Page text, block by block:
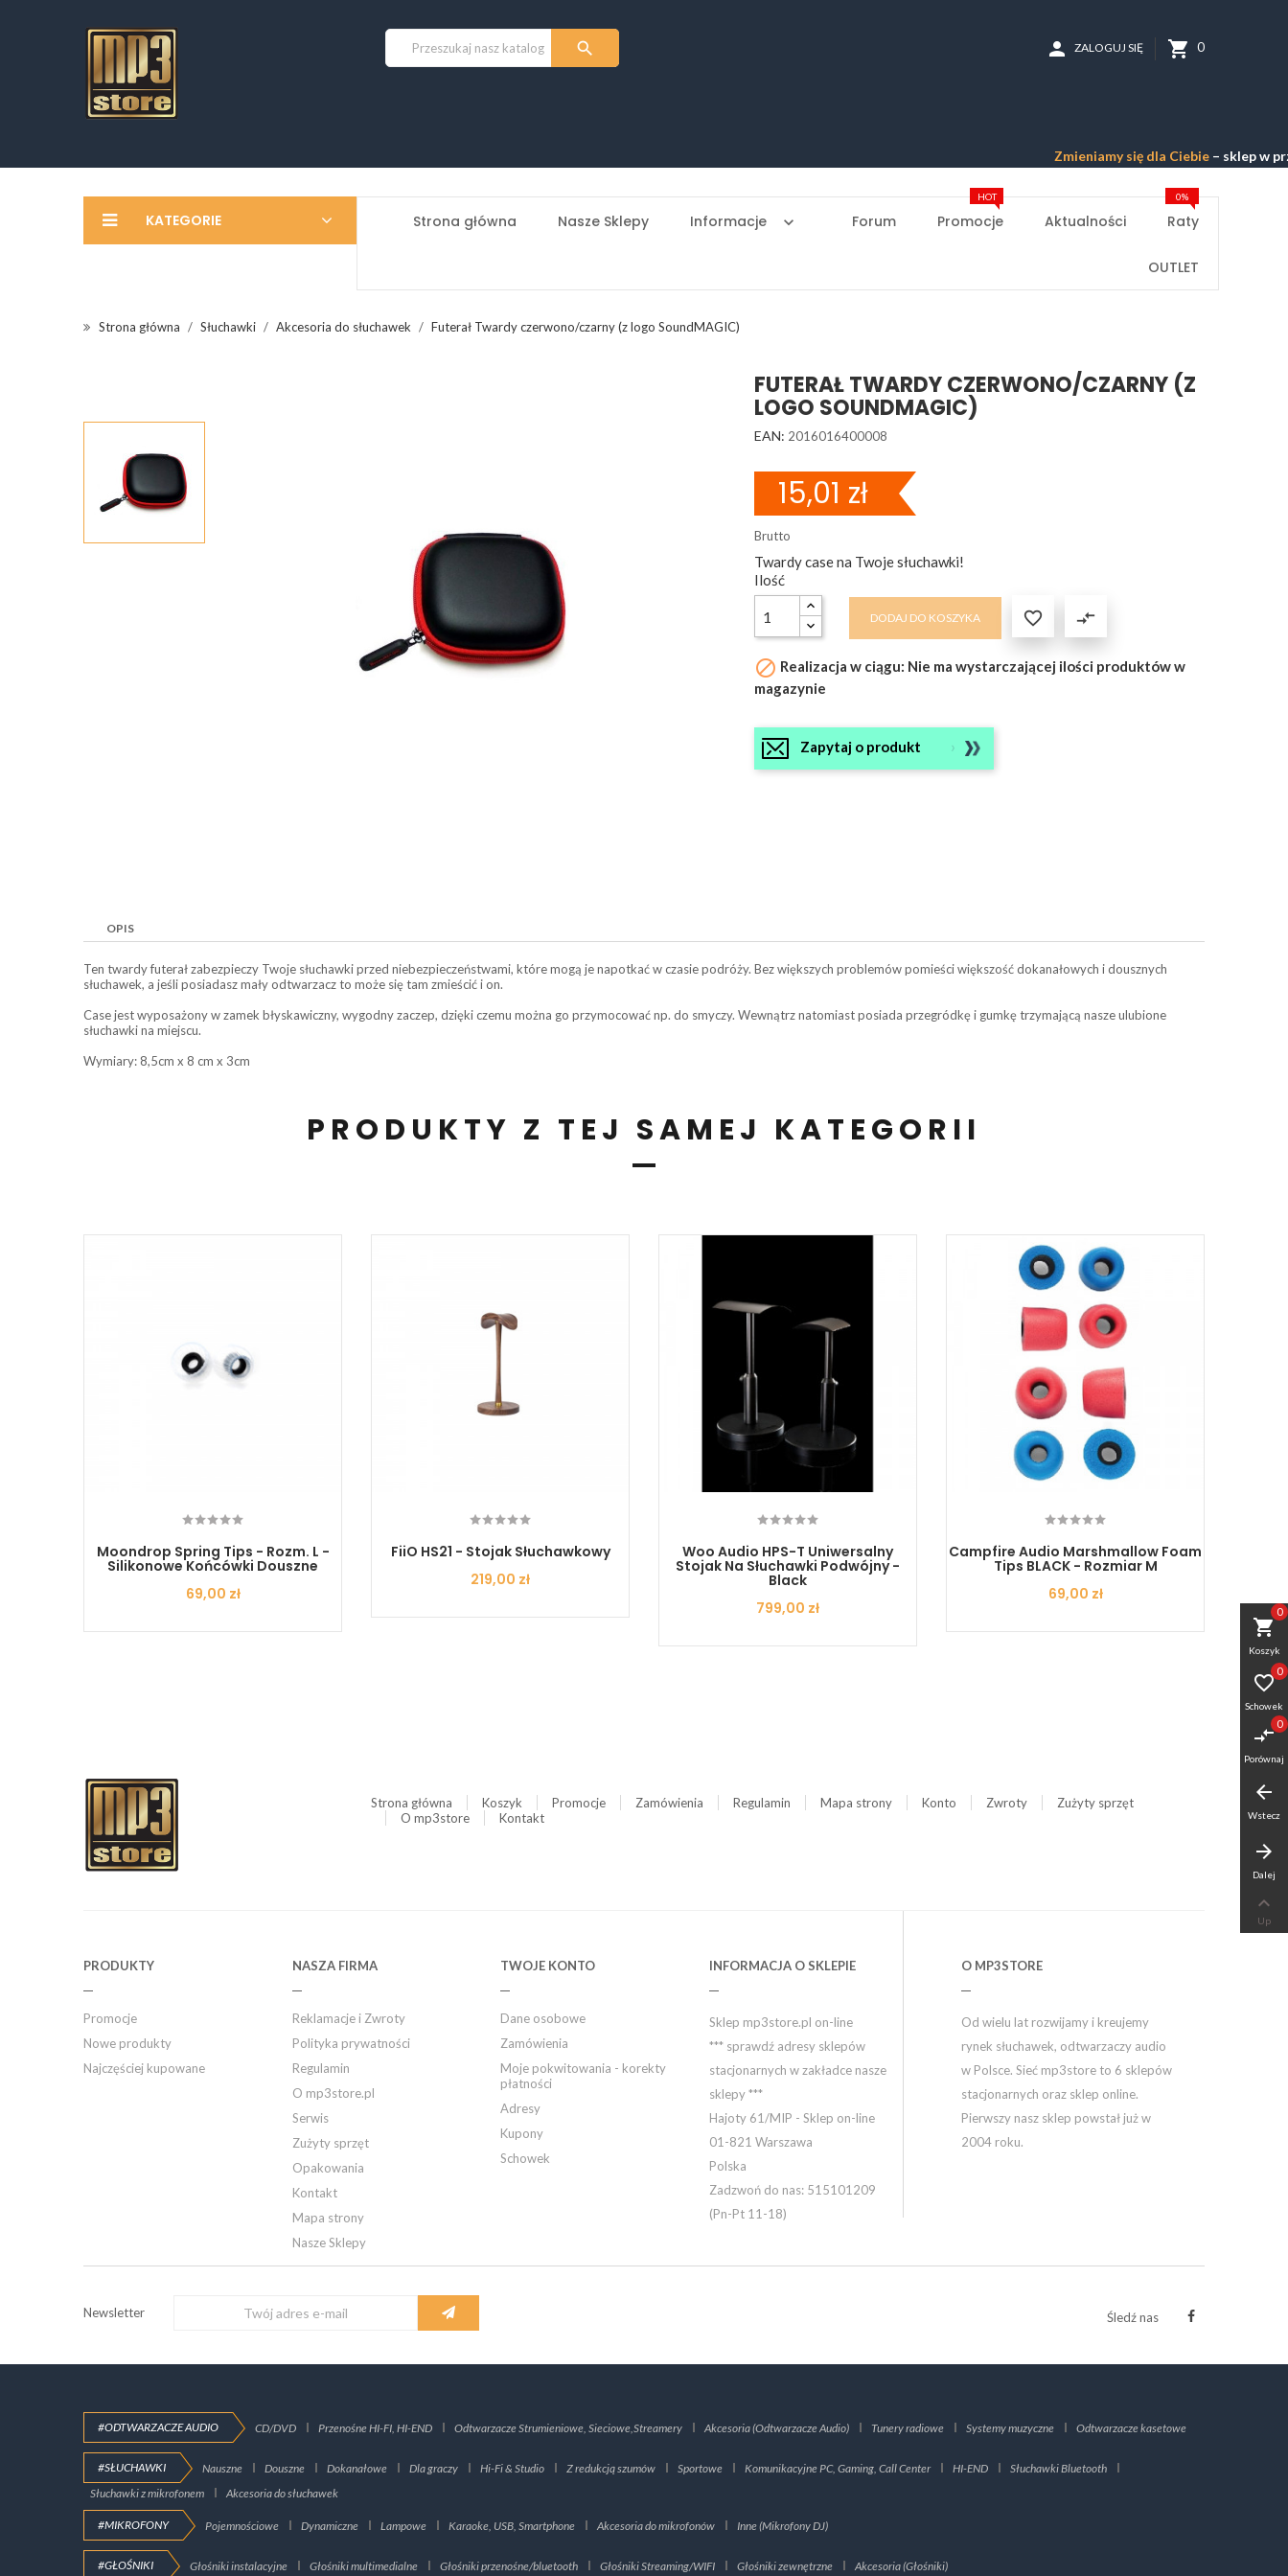
 shopping_cart 0
person ZALOGUJ SIĘ
Zmieniamy się dla Ciebie– sklep w
KATEGORIE Strona główna Nasze Sklepy Informacje keyboard_arrow_down Forum Promocje
HOT
Aktualności Raty
0%
OUTLET
Strona główna Słuchawki Akcesoria do słuchawek Futerał Twardy czerwono/czarny (z logo SoundMAGIC)
FUTERAŁ TWARDY CZERWONO/CZARNY (Z
LOGO SOUNDMAGIC)
EAN: 2016016400008
15,01 zł
Brutto
Twardy case na Twoje słuchawki!
Ilość
DODAJ DO KOSZYKA  compare_arrows
 Realizacja w ciągu: Nie ma wystarczającej ilości produktów w
magazynie
Zapytaj o produkt
OPIS
Ten twardy futerał zabezpieczy Twoje słuchawki przed niebezpieczeństwami, które mogą je napotkać w czasie podróży. Bez większych problemów pomieści większość dokanałowych i dousznych
słuchawek, a jeśli posiadasz mały odtwarzacz to może się tam zmieścić i on.
Case jest wyposażony w zamek błyskawiczny, wygodny zaczep, dzięki czemu można go przymocować np. do smyczy. Wewnątrz natomiast posiada przegródkę i gumkę trzymającą nasze ulubione
słuchawki na miejscu.
Wymiary: 8,5cm x 8 cm x 3cm
PRODUKTY Z TEJ SAMEJ KATEGORII
Moondrop Spring Tips - Rozm. L -
Silikonowe Końcówki Douszne
Cena
69,00 zł
FiiO HS21 - Stojak Słuchawkowy
Cena
219,00 zł
Woo Audio HPS-T Uniwersalny
Stojak Na Słuchawki Podwójny -
Black
Cena
799,00 zł
Campfire Audio Marshmallow Foam
Tips BLACK - Rozmiar M
Cena
69,00 zł
Strona główna Koszyk Promocje Zamówienia Regulamin Mapa strony Konto Zwroty
Zużyty sprzęt
O mp3store
Kontakt
PRODUKTY
Promocje
Nowe produkty
Najczęściej kupowane
NASZA FIRMA
Reklamacje i Zwroty
Polityka prywatności
Regulamin
O mp3store.pl
Serwis
Zużyty sprzęt
Opakowania
Kontakt
Mapa strony
Nasze Sklepy
TWOJE KONTO
Dane osobowe
Zamówienia
Moje pokwitowania - korekty
płatności
Adresy
Kupony
Schowek
INFORMACJA O SKLEPIE
Sklep mp3store.pl on-line
*** sprawdź adresy sklepów
stacjonarnych w zakładce nasze
sklepy ***
Hajoty 61/MIP - Sklep on-line
01-821 Warszawa
Polska
Zadzwoń do nas: 515101209
(Pn-Pt 11-18)
O MP3STORE
Od wielu lat rozwijamy i kreujemy
rynek słuchawek, odtwarzaczy audio
w Polsce. Sieć mp3store to 6 sklepów
stacjonarnych oraz sklep online.
Pierwszy nasz sklep powstał już w
2004 roku.
Newsletter Śledź nas
#ODTWARZACZE AUDIO CD/DVD Przenośne HI-FI, HI-END Odtwarzacze Strumieniowe, Sieciowe,Streamery Akcesoria (Odtwarzacze Audio) Tunery radiowe Systemy muzyczne Odtwarzacze kasetowe
#SŁUCHAWKI Nauszne Douszne Dokanałowe Dla graczy Hi-Fi & Studio Z redukcją szumów Sportowe Komunikacyjne PC, Gaming, Call Center HI-END
Słuchawki Bluetooth
Słuchawki z mikrofonem
Akcesoria do słuchawek
#MIKROFONY Pojemnościowe Dynamiczne Lampowe Karaoke, USB, Smartphone Akcesoria do mikrofonów Inne (Mikrofony DJ)
#GŁOŚNIKI Głośniki instalacyjne Głośniki multimedialne Głośniki przenośne/bluetooth Głośniki Streaming/WIFI Głośniki zewnętrzne Akcesoria (Głośniki)
shopping_cart
Koszyk
0

Schowek
0
compare_arrows
Porównaj
0
arrow_back
Wstecz
arrow_forward
Dalej

Up